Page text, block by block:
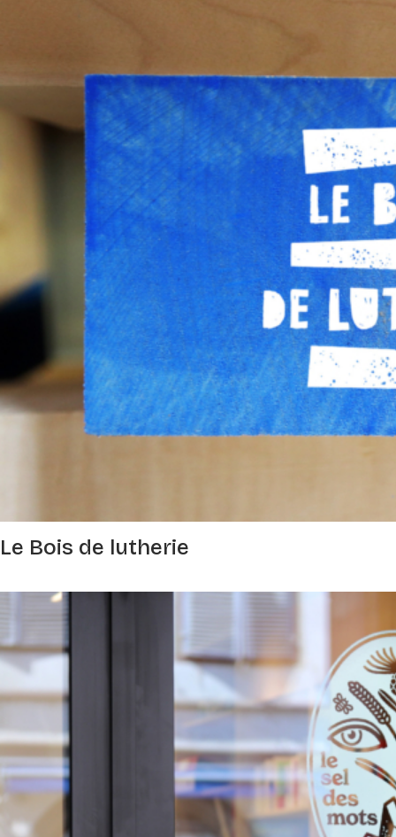
Le Bois de lutherie